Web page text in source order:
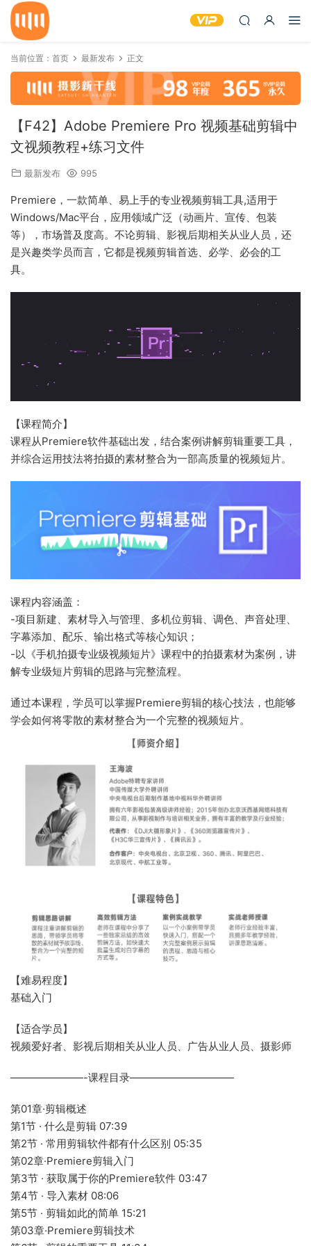
当前位置： 首页 最新发布 正文
【F42】Adobe Premiere Pro 视频基础剪辑中
文视频教程+练习文件
最新发布 995
Premiere，一款简单、易上手的专业视频剪辑工具,适用于
Windows/Mac平台，应用领域广泛（动画片、宣传、包装
等），市场普及度高。不论剪辑、影视后期相关从业人员，还
是兴趣类学员而言，它都是视频剪辑首选、必学、必会的工
具。
【课程简介】
课程从Premiere软件基础出发，结合案例讲解剪辑重要工具，
并综合运用技法将拍摄的素材整合为一部高质量的视频短片。
课程内容涵盖：
-项目新建、素材导入与管理、多机位剪辑、调色、声音处理、
字幕添加、配乐、输出格式等核心知识；
-以《手机拍摄专业级视频短片》课程中的拍摄素材为案例，讲
解专业级短片剪辑的思路与完整流程。
通过本课程，学员可以掌握Premiere剪辑的核心技法，也能够
学会如何将零散的素材整合为一个完整的视频短片。
【难易程度】
基础入门
【适合学员】
视频爱好者、影视后期相关从业人员、广告从业人员、摄影师
———————-课程目录——————————
第01章·剪辑概述
第1节 · 什么是剪辑 07:39
第2节 · 常用剪辑软件都有什么区别 05:35
第02章·Premiere剪辑入门
第3节 · 获取属于你的Premiere软件 03:47
第4节 · 导入素材 08:06
第5节 · 剪辑如此的简单 15:21
第03章·Premiere剪辑技术